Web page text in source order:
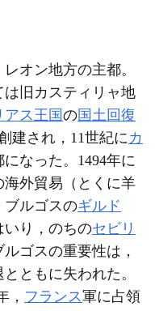
レオン地方の主都。
は旧カスティリャ地
アス王国の国土回復
建され，11世紀にカ
になった。1494年に
海外貿易（とくに羊
ブルゴスのギルド
いり，のちのセビリ
ゴスの重要性は，
ともに失われた。
， フランス軍に占領